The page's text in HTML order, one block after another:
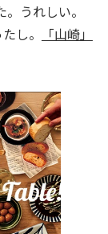
うれしい。
し。
「山崎」